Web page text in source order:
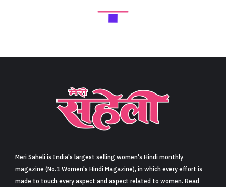
Meri Saheli is India's largest selling women's Hindi monthly
magazine (No.1 Women's Hindi Magazine), in which every effort is
made to touch every aspect and aspect related to women. Read